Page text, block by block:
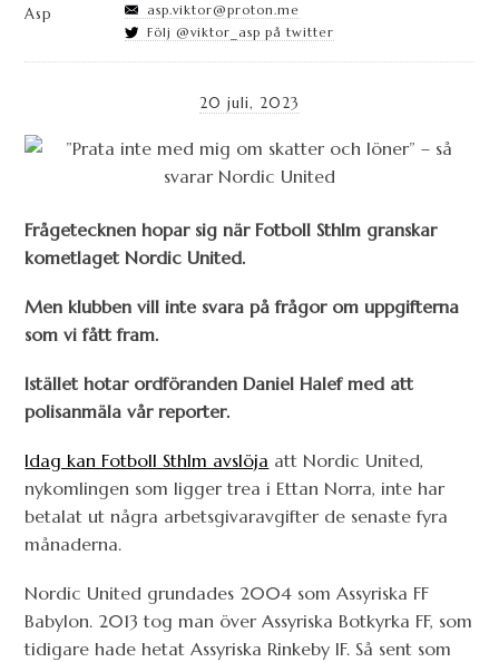
asp.viktor@proton.me
Följ @viktor_asp på twitter
20 juli, 2023
Frågetecknen hopar sig när Fotboll Sthlm granskar
kometlaget Nordic United.
Men klubben vill inte svara på frågor om uppgifterna
som vi fått fram.
Istället hotar ordföranden Daniel Halef med att
polisanmäla vår reporter.
Idag kan Fotboll Sthlm avslöja att Nordic United,
nykomlingen som ligger trea i Ettan Norra, inte har
betalat ut några arbetsgivaravgifter de senaste fyra
månaderna.
Nordic United grundades 2004 som Assyriska FF
Babylon. 2013 tog man över Assyriska Botkyrka FF, som
tidigare hade hetat Assyriska Rinkeby IF. Så sent som